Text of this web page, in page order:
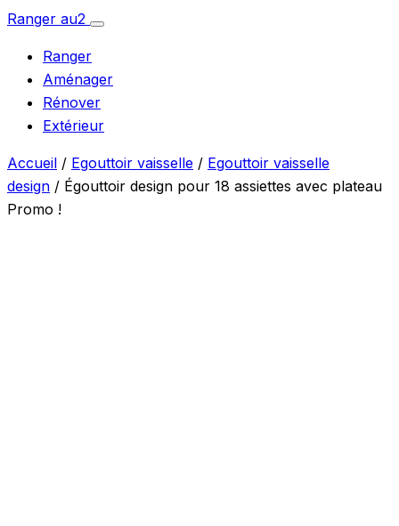
Aller
contenu
Ranger au2
Ouvrir
Ranger
Aménager
Rénover
Extérieur
Accueil / Egouttoir vaisselle / Egouttoir vaisselle
design / Égouttoir design pour 18 assiettes avec plateau
Promo !